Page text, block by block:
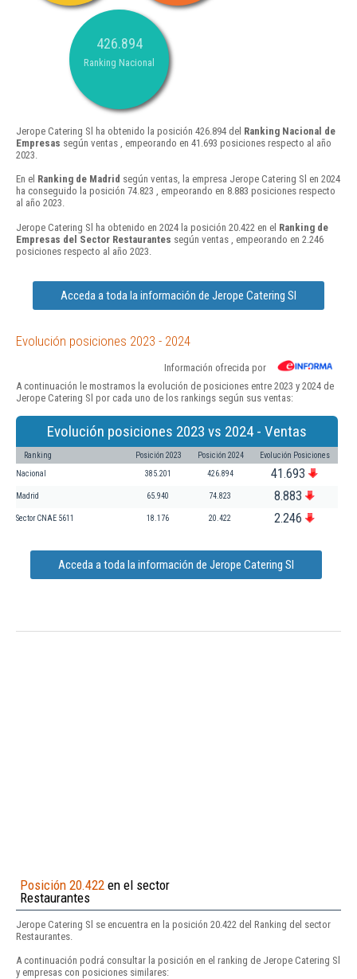
426.894
Ranking Nacional
Jerope Catering Sl ha obtenido la posición 426.894 del Ranking Nacional de
Empresas según ventas , empeorando en 41.693 posiciones respecto al año
2023.
En el Ranking de Madrid según ventas, la empresa Jerope Catering Sl en 2024
ha conseguido la posición 74.823 , empeorando en 8.883 posiciones respecto
al año 2023.
Jerope Catering Sl ha obtenido en 2024 la posición 20.422 en el Ranking de
Empresas del Sector Restaurantes según ventas , empeorando en 2.246
posiciones respecto al año 2023.
Acceda a toda la información de Jerope Catering Sl
Evolución posiciones 2023 - 2024
Información ofrecida por
A continuación le mostramos la evolución de posiciones entre 2023 y 2024 de
Jerope Catering Sl por cada uno de los rankings según sus ventas:
Evolución posiciones 2023 vs 2024 - Ventas
Ranking Posición 2023 Posición 2024 Evolución Posiciones
Nacional 385.201 426.894 41.693
Madrid 65.940 74.823 8.883
Sector CNAE 5611 18.176 20.422 2.246
Acceda a toda la información de Jerope Catering Sl
Posición 20.422 en el sector
Restaurantes
Jerope Catering Sl se encuentra en la posición 20.422 del Ranking del sector
Restaurantes.
A continuación podrá consultar la posición en el ranking de Jerope Catering Sl
y empresas con posiciones similares: